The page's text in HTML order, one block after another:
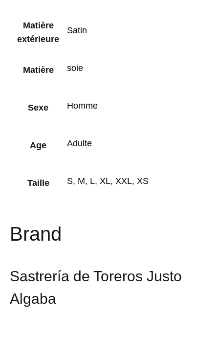
Matière
extérieure
Satin
Matière soie
Sexe Homme
Age Adulte
Taille S, M, L, XL, XXL, XS
Brand
Sastrería de Toreros Justo
Algaba